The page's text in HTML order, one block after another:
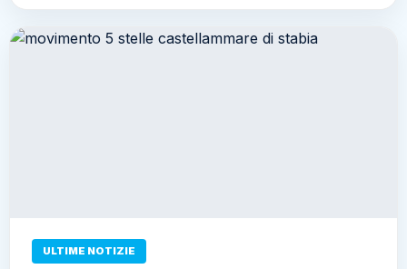
ULTIME NOTIZIE